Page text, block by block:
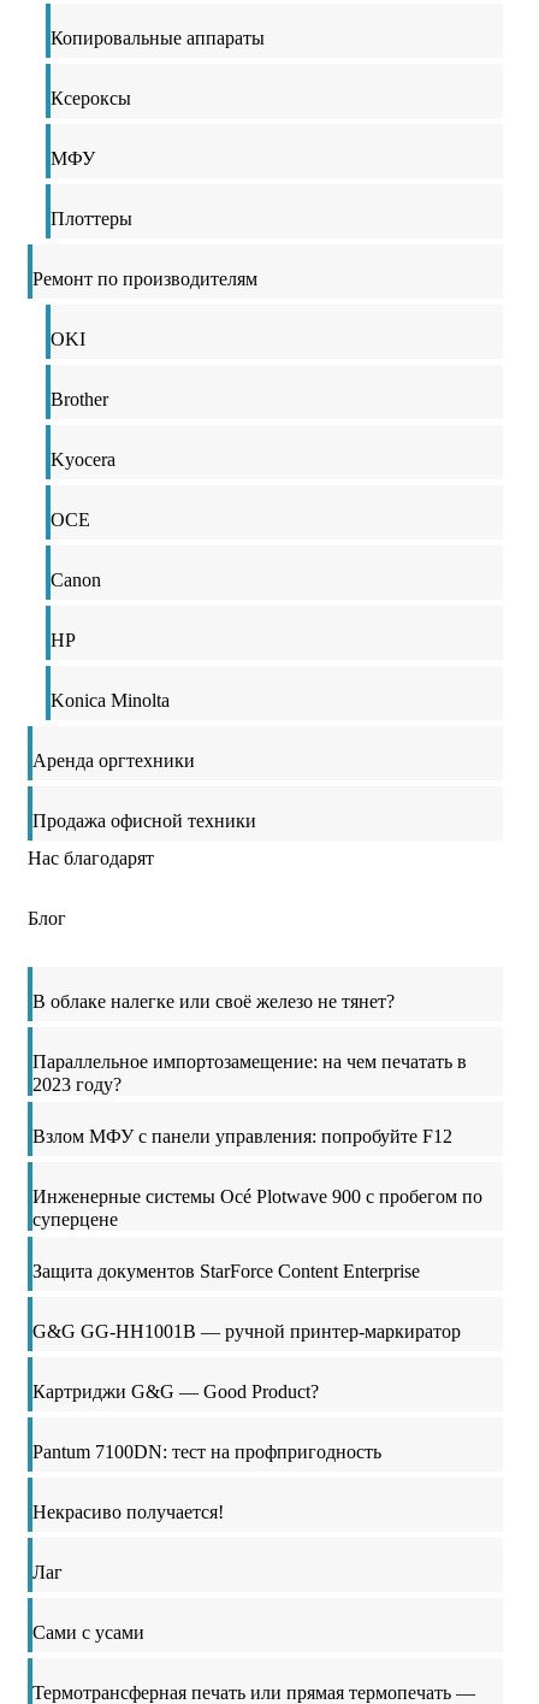
Копировальные аппараты
Ксероксы
МФУ
Плоттеры
Ремонт по производителям
OKI
Brother
Kyocera
OCE
Canon
HP
Konica Minolta
Аренда оргтехники
Продажа офисной техники
Нас благодарят
Блог
В облаке налегке или своё железо не тянет?
Параллельное импортозамещение: на чем печатать в
2023 году?
Взлом МФУ с панели управления: попробуйте F12
Инженерные системы Océ Plotwave 900 с пробегом по
суперцене
Защита документов StarForce Content Enterprise
G&G GG-HH1001B — ручной принтер-маркиратор
Картриджи G&G — Good Product?
Pantum 7100DN: тест на профпригодность
Некрасиво получается!
Лаг
Сами с усами
Термотрансферная печать или прямая термопечать —